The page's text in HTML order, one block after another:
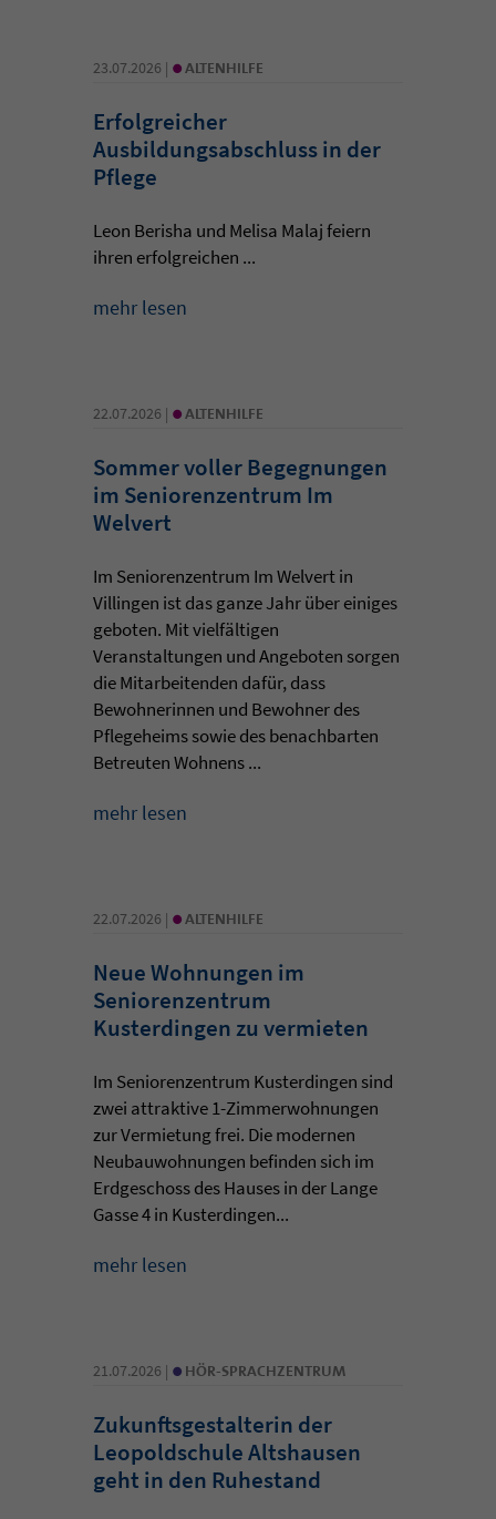
23.07.2026 | • ALTENHILFE
Erfolgreicher
Ausbildungsabschluss in der
Pflege
Leon Berisha und Melisa Malaj feiern
ihren erfolgreichen ...
mehr lesen
22.07.2026 | • ALTENHILFE
Sommer voller Begegnungen
im Seniorenzentrum Im
Welvert
Im Seniorenzentrum Im Welvert in
Villingen ist das ganze Jahr über einiges
geboten. Mit vielfältigen
Veranstaltungen und Angeboten sorgen
die Mitarbeitenden dafür, dass
Bewohnerinnen und Bewohner des
Pflegeheims sowie des benachbarten
Betreuten Wohnens ...
mehr lesen
22.07.2026 | • ALTENHILFE
Neue Wohnungen im
Seniorenzentrum
Kusterdingen zu vermieten
Im Seniorenzentrum Kusterdingen sind
zwei attraktive 1-Zimmerwohnungen
zur Vermietung frei. Die modernen
Neubauwohnungen befinden sich im
Erdgeschoss des Hauses in der Lange
Gasse 4 in Kusterdingen...
mehr lesen
21.07.2026 | • HÖR-SPRACHZENTRUM
Zukunftsgestalterin der
Leopoldschule Altshausen
geht in den Ruhestand